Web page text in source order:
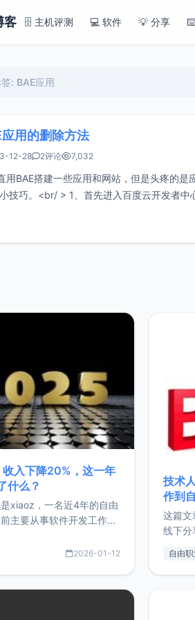
客 🗄️ 主机评测 💻 软件 💡 分享
: BAE应用
用的删除方法
12-28 2评论 7,032
用BAE搭建一些应用和网站，但是头疼的
技巧。<br/ > 1、首先进入百度云开发者
入下降20%，这一年
什么？
xiaoz，一名近4年的自由
主要从事软件开发工作。
容主要包括：工作、学习、
2026-01-12
技术
作到
这篇文
线下分
版，
通过
的一个
自由职